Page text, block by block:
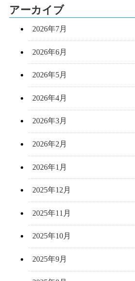
アーカイブ
2026年7月
2026年6月
2026年5月
2026年4月
2026年3月
2026年2月
2026年1月
2025年12月
2025年11月
2025年10月
2025年9月